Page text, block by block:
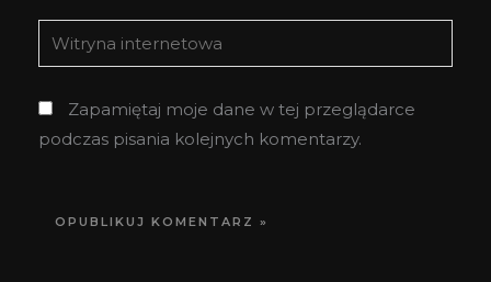
Witryna
internetowa
Zapamiętaj moje dane w tej przeglądarce
podczas pisania kolejnych komentarzy.